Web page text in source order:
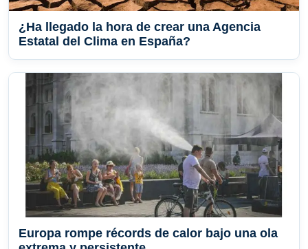
¿Ha llegado la hora de crear una Agencia
Estatal del Clima en España?
Europa rompe récords de calor bajo una ola